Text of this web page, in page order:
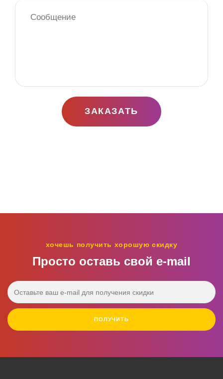
ЗАКАЗАТЬ
хочешь получить хорошую скидку
Просто оставь свой e‑mail
ПОЛУЧИТЬ